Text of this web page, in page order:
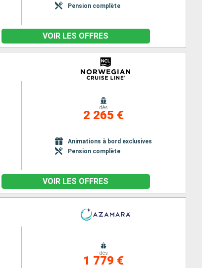
Pension complète
VOIR LES OFFRES
dès
2 265 €
Animations à bord exclusives
Pension complète
VOIR LES OFFRES
dès
1 779 €